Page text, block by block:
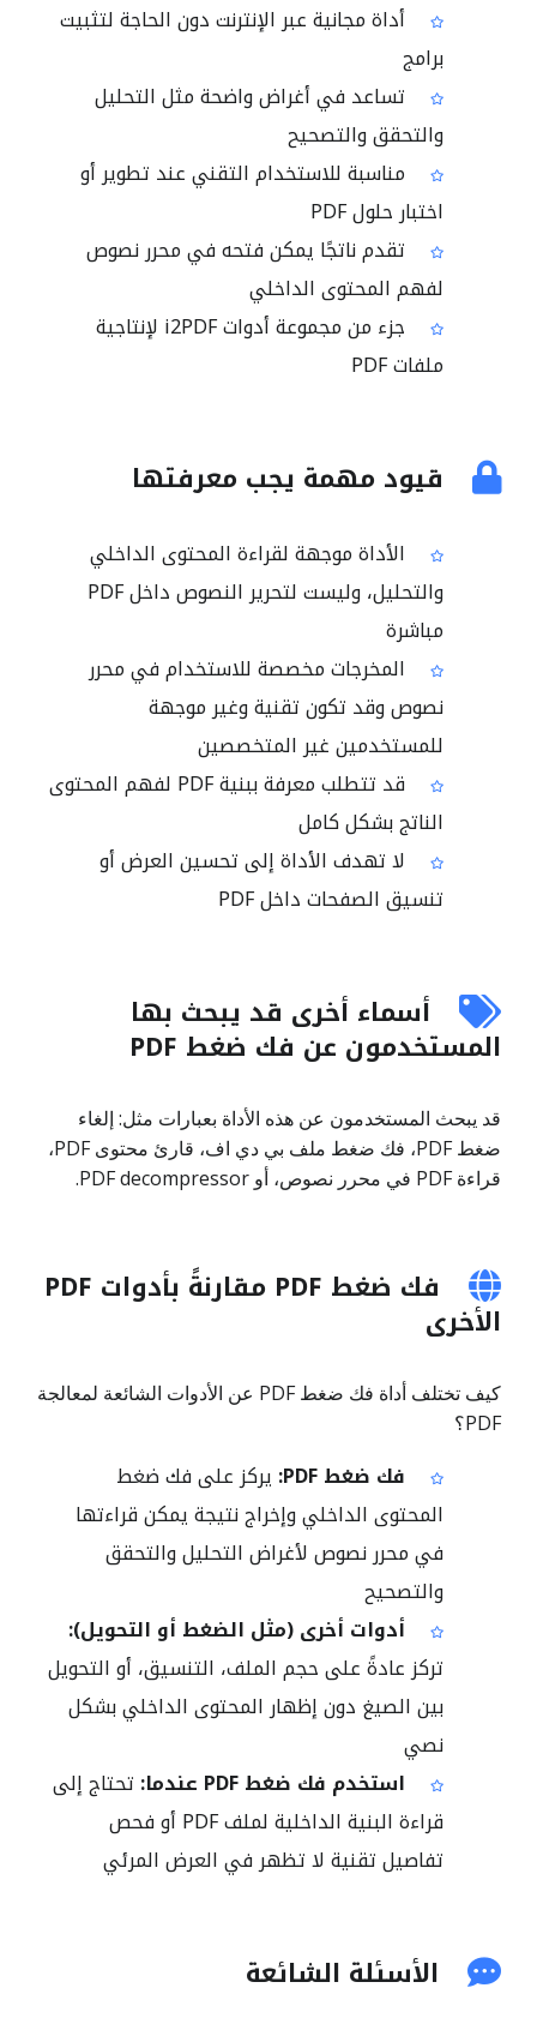
أداة مجانية عبر الإنترنت دون الحاجة لتثبيت
برامج
تساعد في أغراض واضحة مثل التحليل
والتحقق والتصحيح
مناسبة للاستخدام التقني عند تطوير أو
اختبار حلول PDF
تقدم ناتجًا يمكن فتحه في محرر نصوص
لفهم المحتوى الداخلي
جزء من مجموعة أدوات i2PDF لإنتاجية
ملفات PDF
قيود مهمة يجب معرفتها
الأداة موجهة لقراءة المحتوى الداخلي
والتحليل، وليست لتحرير النصوص داخل PDF
مباشرة
المخرجات مخصصة للاستخدام في محرر
نصوص وقد تكون تقنية وغير موجهة
للمستخدمين غير المتخصصين
قد تتطلب معرفة ببنية PDF لفهم المحتوى
الناتج بشكل كامل
لا تهدف الأداة إلى تحسين العرض أو
تنسيق الصفحات داخل PDF
أسماء أخرى قد يبحث بها
المستخدمون عن فك ضغط PDF
قد يبحث المستخدمون عن هذه الأداة بعبارات مثل: إلغاء
ضغط PDF، فك ضغط ملف بي دي اف، قارئ محتوى PDF،
قراءة PDF في محرر نصوص، أو PDF decompressor.
فك ضغط PDF مقارنةً بأدوات PDF
الأخرى
كيف تختلف أداة فك ضغط PDF عن الأدوات الشائعة لمعالجة
PDF؟
فك ضغط PDF:
يركز على فك ضغط
المحتوى الداخلي وإخراج نتيجة يمكن قراءتها
في محرر نصوص لأغراض التحليل والتحقق
والتصحيح
أدوات أخرى (مثل الضغط أو التحويل):
تركز عادةً على حجم الملف، التنسيق، أو التحويل
بين الصيغ دون إظهار المحتوى الداخلي بشكل
نصي
استخدم فك ضغط PDF عندما:
تحتاج إلى
قراءة البنية الداخلية لملف PDF أو فحص
تفاصيل تقنية لا تظهر في العرض المرئي
الأسئلة الشائعة